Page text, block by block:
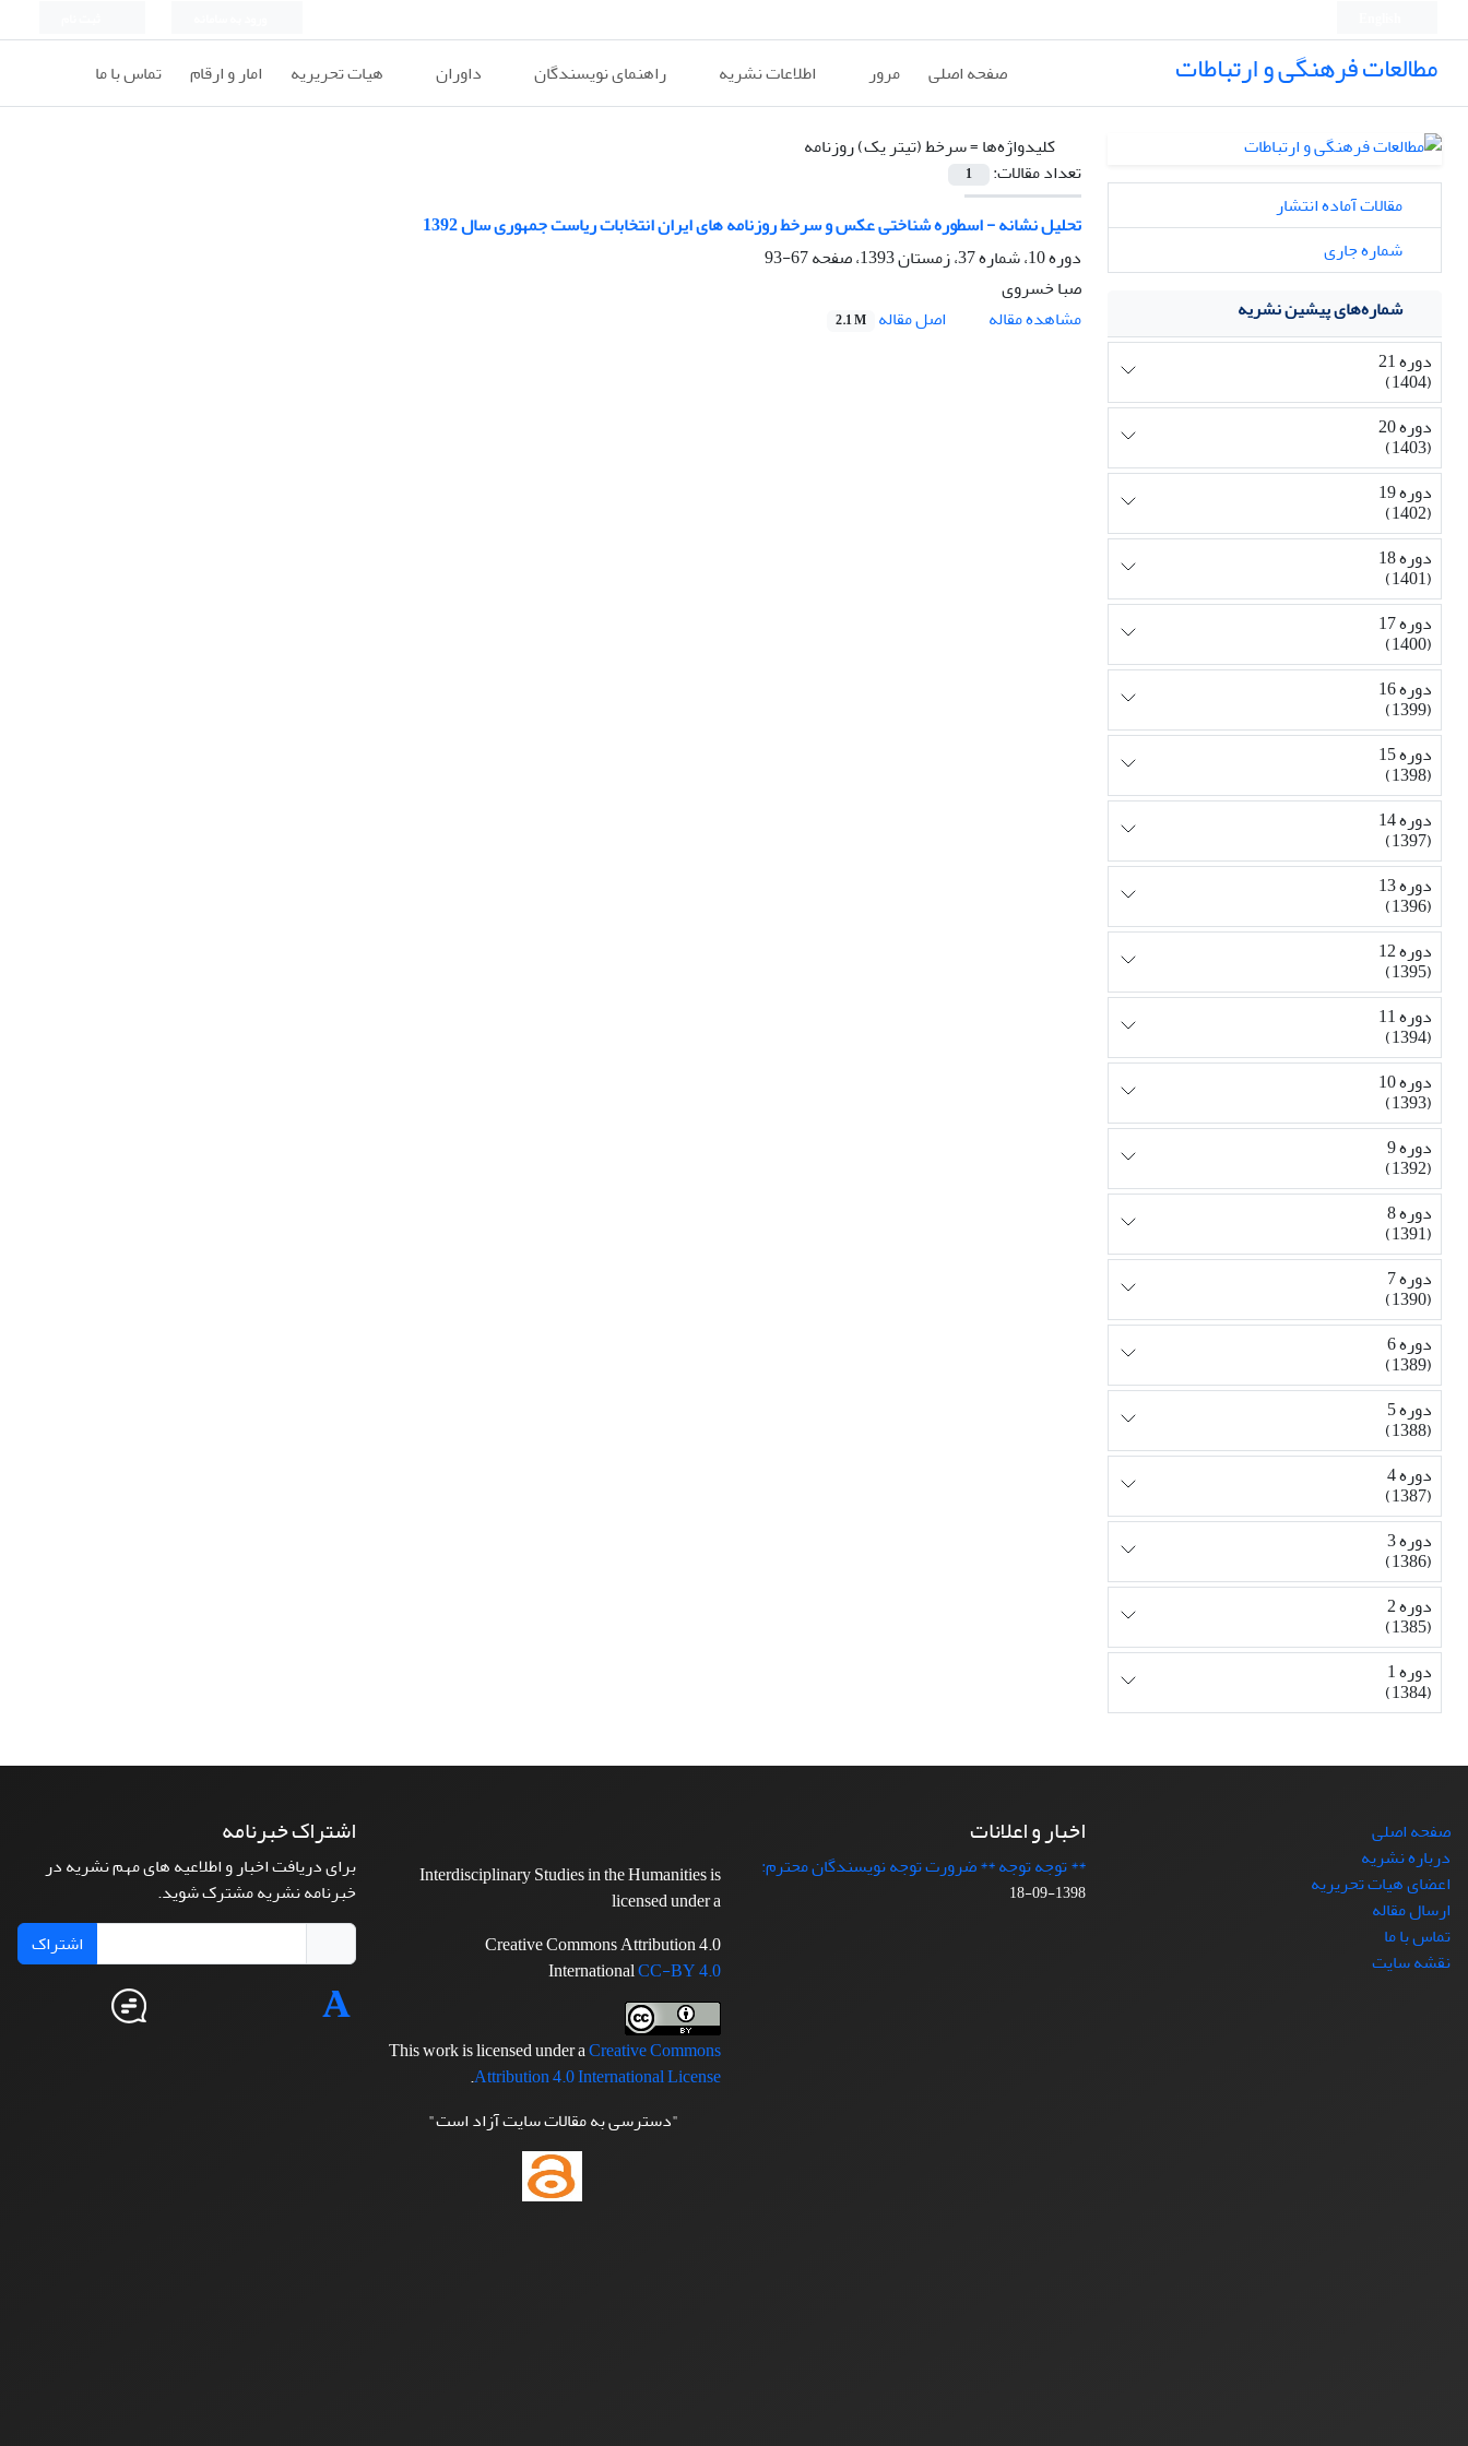
مطالعات فرهنگی و ارتباطات صفحه اصلی مرور اطلاعات نشریه راهنمای نویسندگان داوران هیات تحریریه امار و ارقام تماس با ما
کلیدواژه‌ها =سرخط (تیتر یک) روزنامه
تعداد مقالات:
1
تحلیل نشانه - اسطوره شناختی عکس و سرخط روزنامه های ایران انتخابات ریاست جمهوری سال 1392
دوره 10، شماره 37، زمستان 1393، صفحه
67-93
صبا خسروی
مشاهده مقاله
اصل مقاله 2.1 M
مقالات آماده انتشار
شماره جاری
شماره‌های پیشین نشریه
دوره 21
(1404)
دوره 20
(1403)
دوره 19
(1402)
دوره 18
(1401)
دوره 17
(1400)
دوره 16
(1399)
دوره 15
(1398)
دوره 14
(1397)
دوره 13
(1396)
دوره 12
(1395)
دوره 11
(1394)
دوره 10
(1393)
دوره 9
(1392)
دوره 8
(1391)
دوره 7
(1390)
دوره 6
(1389)
دوره 5
(1388)
دوره 4
(1387)
دوره 3
(1386)
دوره 2
(1385)
دوره 1
(1384)
صفحه اصلی
درباره نشریه
اعضای هیات تحریریه
ارسال مقاله
تماس با ما
نقشه سایت
اخبار و اعلانات
** توجه توجه ** ضرورت توجه نویسندگان محترم:
1398-09-18
Interdisciplinary Studies in the Humanities is
licensed under a
Creative Commons Attribution 4.0
InternationalCC-BY 4.0
This work is licensed under aCreative Commons
Attribution 4.0 International License
.
"دسترسی به مقالات سایت آزاد است"
اشتراک خبرنامه
برای دریافت اخبار و اطلاعیه های مهم نشریه در
خبرنامه نشریه مشترک شوید.
اشتراک